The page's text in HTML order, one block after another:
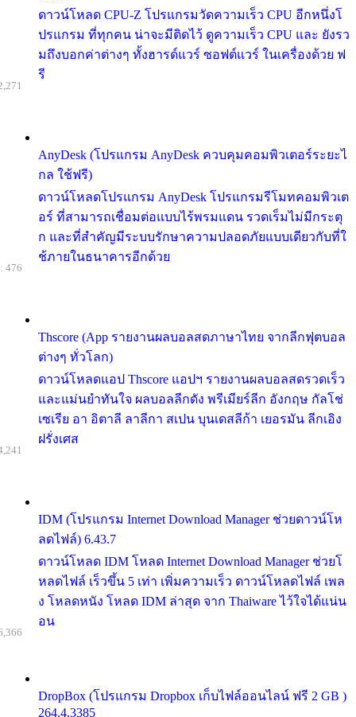
ดาวน์โหลด CPU-Z โปรแกรมวัดความเร็ว CPU อีกหนึ่งโ
ปรแกรม ที่ทุกคน น่าจะมีติดไว้ ดูความเร็ว CPU และ ยังรว
มถึงบอกค่าต่างๆ ทั้งฮารด์แวร์ ซอฟต์แวร์ ในเครื่องด้วย ฟ
รี
AnyDesk (โปรแกรม AnyDesk ควบคุมคอมพิวเตอร์ระยะไ
กล ใช้ฟรี)
ดาวน์โหลดโปรแกรม AnyDesk โปรแกรมรีโมทคอมพิวเต
อร์ ที่สามารถเชื่อมต่อแบบไร้พรมแดน รวดเร็มไม่มีกระตุ
ก และที่สำคัญมีระบบรักษาความปลอดภัยแบบเดียวกับที่ใ
ช้ภายในธนาคารอีกด้วย
Thscore (App รายงานผลบอลสดภาษาไทย จากลีกฟุตบอล
ต่างๆ ทั่วโลก)
ดาวน์โหลดแอป Thscore แอปฯ รายงานผลบอลสดรวดเร็ว
และแม่นยำทันใจ ผลบอลลีกดัง พรีเมียร์ลีก อังกฤษ กัลโช่
เซเรีย อา อิตาลี ลาลีกา สเปน บุนเดสลีก้า เยอรมัน ลีกเอิง
ฝรั่งเศส
476
IDM (โปรแกรม Internet Download Manager ช่วยดาวน์โห
ลดไฟล์) 6.43.7
ดาวน์โหลด IDM โหลด Internet Download Manager ช่วยโ
หลดไฟล์ เร็วขึ้น 5 เท่า เพิ่มความเร็ว ดาวน์โหลดไฟล์ เพล
ง โหลดหนัง โหลด IDM ล่าสุด จาก Thaiware ไว้ใจได้แน่น
อน
DropBox (โปรแกรม Dropbox เก็บไฟล์ออนไลน์ ฟรี 2 GB )
264.4.3385